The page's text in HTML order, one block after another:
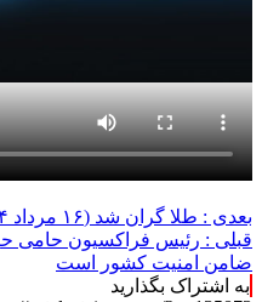
بعدی : طلا گران شد (۱۶ مرداد ۱۴۰۴)
قبلی : رئیس فراکسیون حامی
ضامن امنیت کشور است
به اشتراک بگذارید